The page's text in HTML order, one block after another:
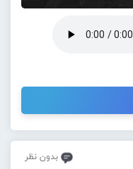
بدون نظر